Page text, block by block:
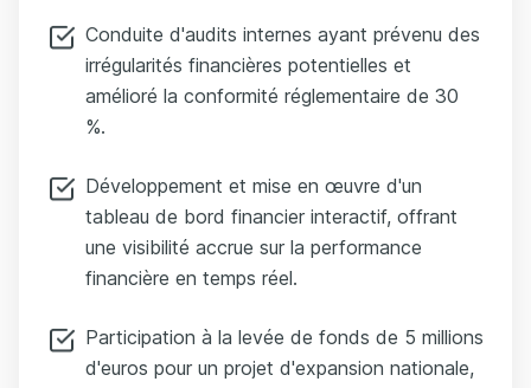
Conduite d'audits internes ayant prévenu des
irrégularités financières potentielles et
amélioré la conformité réglementaire de 30
%.
Développement et mise en œuvre d'un
tableau de bord financier interactif, offrant
une visibilité accrue sur la performance
financière en temps réel.
Participation à la levée de fonds de 5 millions
d'euros pour un projet d'expansion nationale,